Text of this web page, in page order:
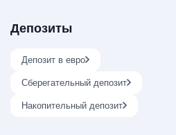
Депозиты
Депозит в евро
Сберегательный депозит
Накопительный депозит